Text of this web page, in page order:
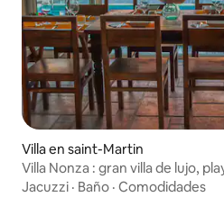
Villa en saint-Martin
Villa Nonza : gran villa de lujo,
Jacuzzi · Baño · Comodidades